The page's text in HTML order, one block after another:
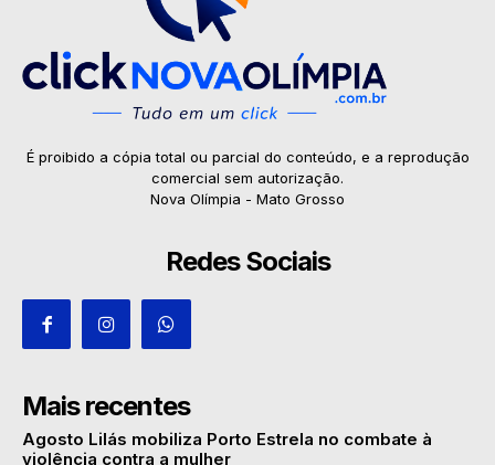
É proibido a cópia total ou parcial do conteúdo, e a reprodução
comercial sem autorização.
Nova Olímpia - Mato Grosso
Redes Sociais
Mais recentes
Agosto Lilás mobiliza Porto Estrela no combate à
violência contra a mulher